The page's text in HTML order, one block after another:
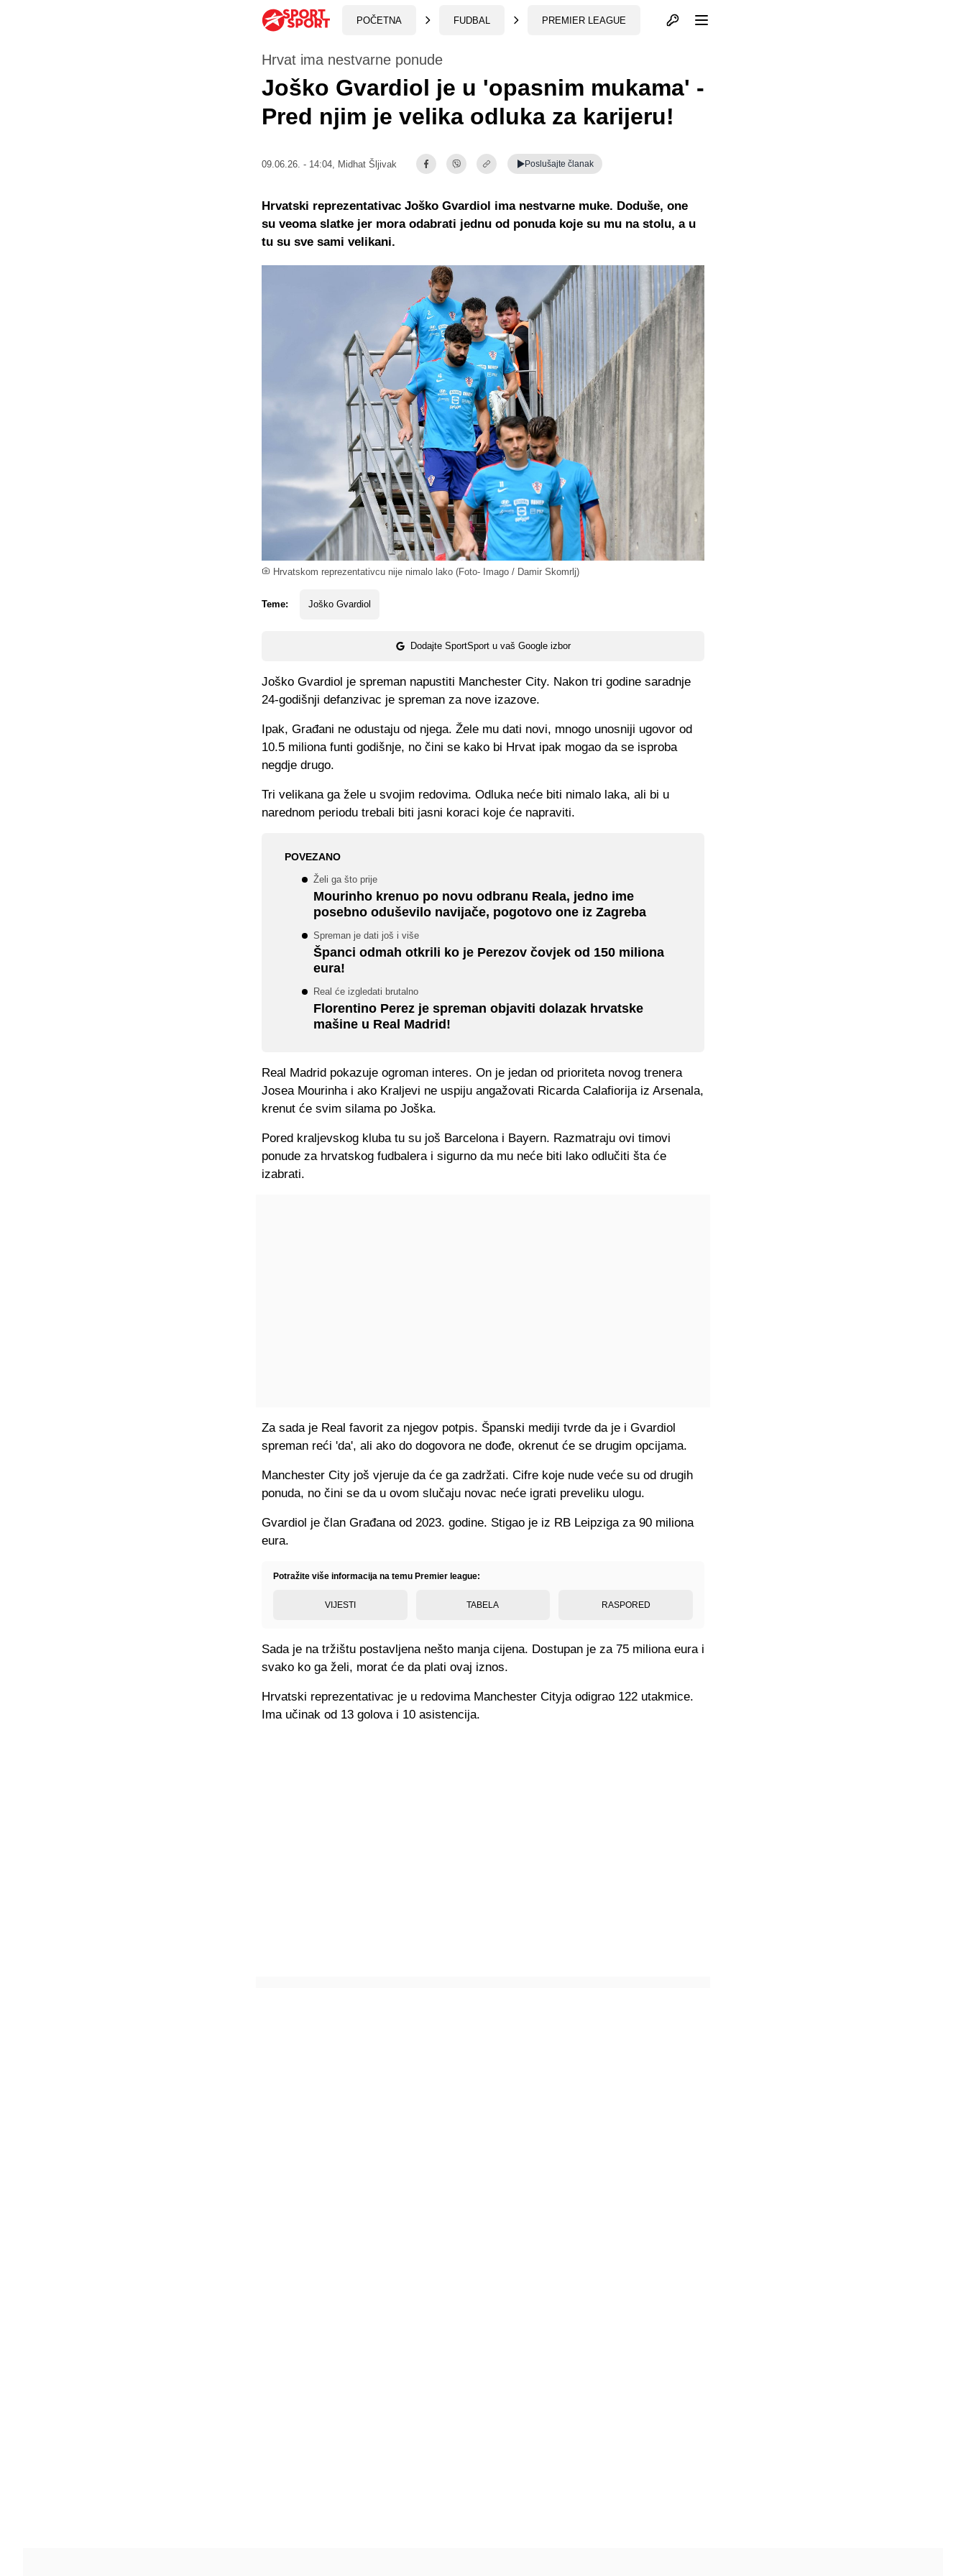
POČETNA FUDBAL PREMIER LEAGUE Otvori profil
Hrvatskom reprezentativcu nije nimalo lako (Foto- Imago / Damir Skomrlj)
Hrvat ima nestvarne ponude
Joško Gvardiol je u 'opasnim mukama' -
Pred njim je velika odluka za karijeru!
09.06.26. - 14:04, Midhat Šljivak Poslušajte članak
Teme: Joško Gvardiol
Dodajte SportSport u vaš Google izbor
Hrvatski reprezentativac Joško Gvardiol ima nestvarne muke. Doduše, one
su veoma slatke jer mora odabrati jednu od ponuda koje su mu na stolu, a u
tu su sve sami velikani.
Joško Gvardiol je spreman napustiti Manchester City. Nakon tri godine saradnje
24-godišnji defanzivac je spreman za nove izazove.
Ipak, Građani ne odustaju od njega. Žele mu dati novi, mnogo unosniji ugovor od
10.5 miliona funti godišnje, no čini se kako bi Hrvat ipak mogao da se isproba
negdje drugo.
Tri velikana ga žele u svojim redovima. Odluka neće biti nimalo laka, ali bi u
narednom periodu trebali biti jasni koraci koje će napraviti.
POVEZANO
Želi ga što prije
Mourinho krenuo po novu odbranu Reala, jedno ime
posebno oduševilo navijače, pogotovo one iz Zagreba
Spreman je dati još i više
Španci odmah otkrili ko je Perezov čovjek od 150 miliona
eura!
Real će izgledati brutalno
Florentino Perez je spreman objaviti dolazak hrvatske
mašine u Real Madrid!
Real Madrid pokazuje ogroman interes. On je jedan od prioriteta novog trenera
Josea Mourinha i ako Kraljevi ne uspiju angažovati Ricarda Calafiorija iz Arsenala,
krenut će svim silama po Joška.
Pored kraljevskog kluba tu su još Barcelona i Bayern. Razmatraju ovi timovi
ponude za hrvatskog fudbalera i sigurno da mu neće biti lako odlučiti šta će
izabrati.
Za sada je Real favorit za njegov potpis. Španski mediji tvrde da je i Gvardiol
spreman reći 'da', ali ako do dogovora ne dođe, okrenut će se drugim opcijama.
Manchester City još vjeruje da će ga zadržati. Cifre koje nude veće su od drugih
ponuda, no čini se da u ovom slučaju novac neće igrati preveliku ulogu.
Gvardiol je član Građana od 2023. godine. Stigao je iz RB Leipziga za 90 miliona
eura.
Potražite više informacija na temu Premier league:
VIJESTI TABELA RASPORED
Sada je na tržištu postavljena nešto manja cijena. Dostupan je za 75 miliona eura i
svako ko ga želi, morat će da plati ovaj iznos.
Hrvatski reprezentativac je u redovima Manchester Cityja odigrao 122 utakmice.
Ima učinak od 13 golova i 10 asistencija.